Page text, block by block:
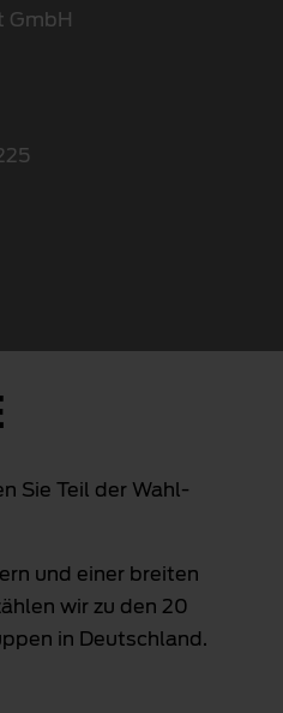
GmbH
Sie Teil der Wahl-
und einer breiten
wir zu den 20
in Deutschland.